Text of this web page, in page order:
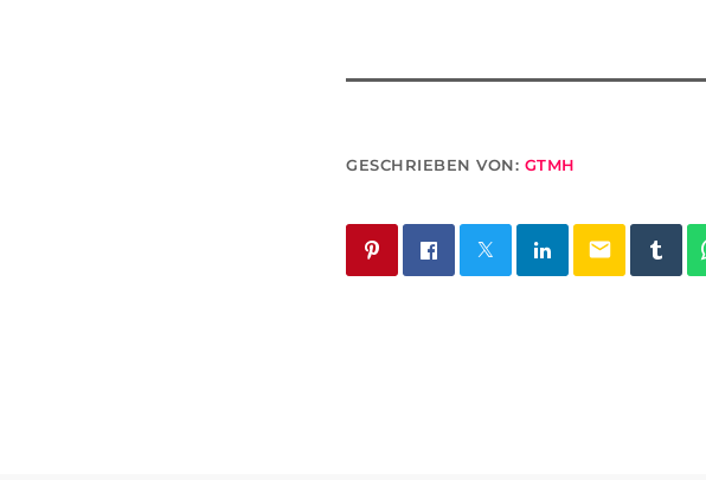
GESCHRIEBEN VON: GTMH
email